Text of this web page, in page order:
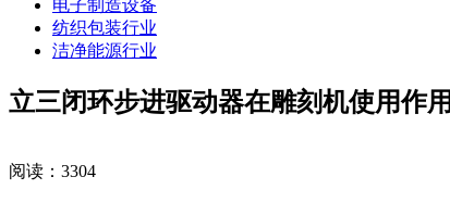
电子制造设备
纺织包装行业
洁净能源行业
立三闭环步进驱动器在雕刻机使用作用
阅读：3304